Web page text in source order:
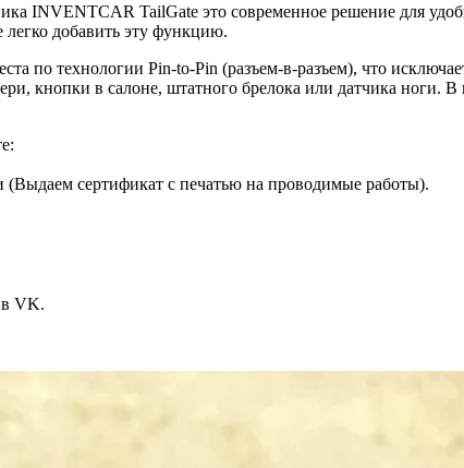
INVENTCAR TailGate это современное решение для
добавить эту функцию.
по технологии Pin-to-Pin (разъем-в-разъем), что
кнопки в салоне, штатного брелока или датчика ноги.
сертификат с печатью на проводимые работы).
в VK.